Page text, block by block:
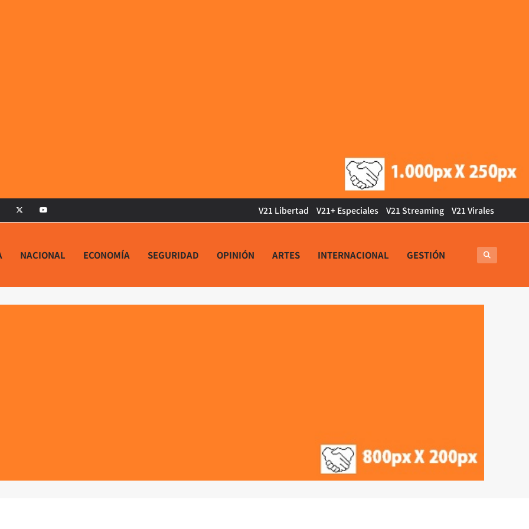
V21 Libertad V21+ Especiales V21 Streaming V21 Virales
NACIONAL ECONOMÍA SEGURIDAD OPINIÓN ARTES INTERNACIONAL GESTIÓN